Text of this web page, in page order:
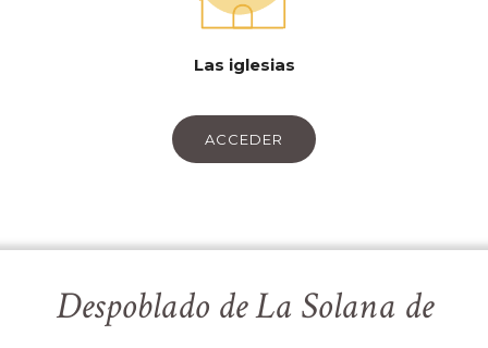
Las iglesias
ACCEDER
Despoblado de La Solana de